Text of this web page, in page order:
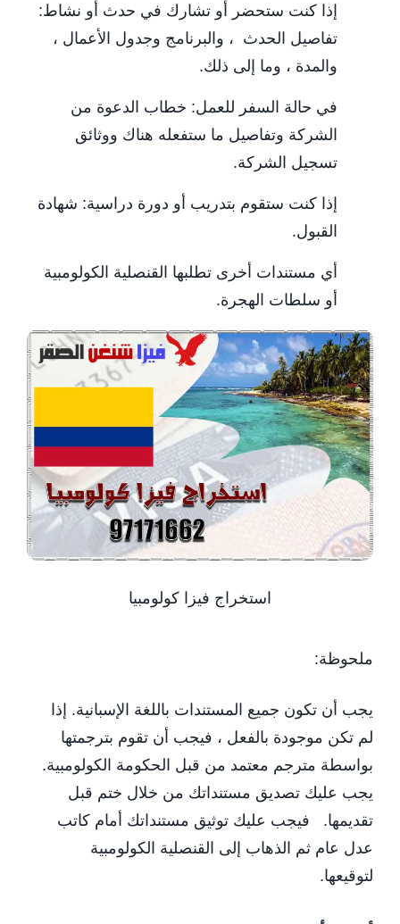
إذا كنت ستحضر أو ​​تشارك في حدث أو نشاط:
تفاصيل الحدث ، والبرنامج وجدول الأعمال ،
والمدة ، وما إلى ذلك.
في حالة السفر للعمل: خطاب الدعوة من
الشركة وتفاصيل ما ستفعله هناك ووثائق
تسجيل الشركة.
إذا كنت ستقوم بتدريب أو دورة دراسية: شهادة
القبول.
أي مستندات أخرى تطلبها القنصلية الكولومبية
أو سلطات الهجرة.
استخراج فيزا كولومبيا
ملحوظة:
يجب أن تكون جميع المستندات باللغة الإسبانية. إذا
لم تكن موجودة بالفعل ، فيجب أن تقوم بترجمتها
بواسطة مترجم معتمد من قبل الحكومة الكولومبية.
يجب عليك تصديق مستنداتك من خلال ختم قبل
تقديمها. فيجب عليك توثيق مستنداتك أمام كاتب
عدل عام ثم الذهاب إلى القنصلية الكولومبية
لتوقيعها.